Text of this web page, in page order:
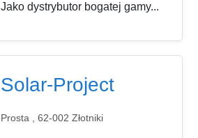
Jako dystrybutor bogatej gamy...
Solar-Project
Prosta , 62-002 Złotniki